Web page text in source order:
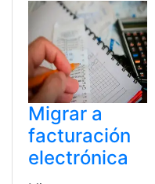
Migrar a
facturación
electrónica